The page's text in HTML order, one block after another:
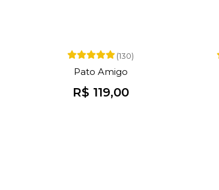
(130)
Pato Amigo
R$ 119,00